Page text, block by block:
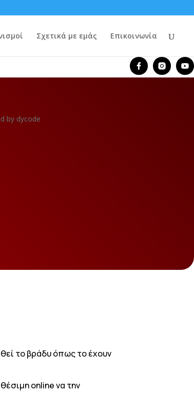
Σχετικά με εμάς Επικοινωνία
το βράδυ όπως το έχουν
online να την